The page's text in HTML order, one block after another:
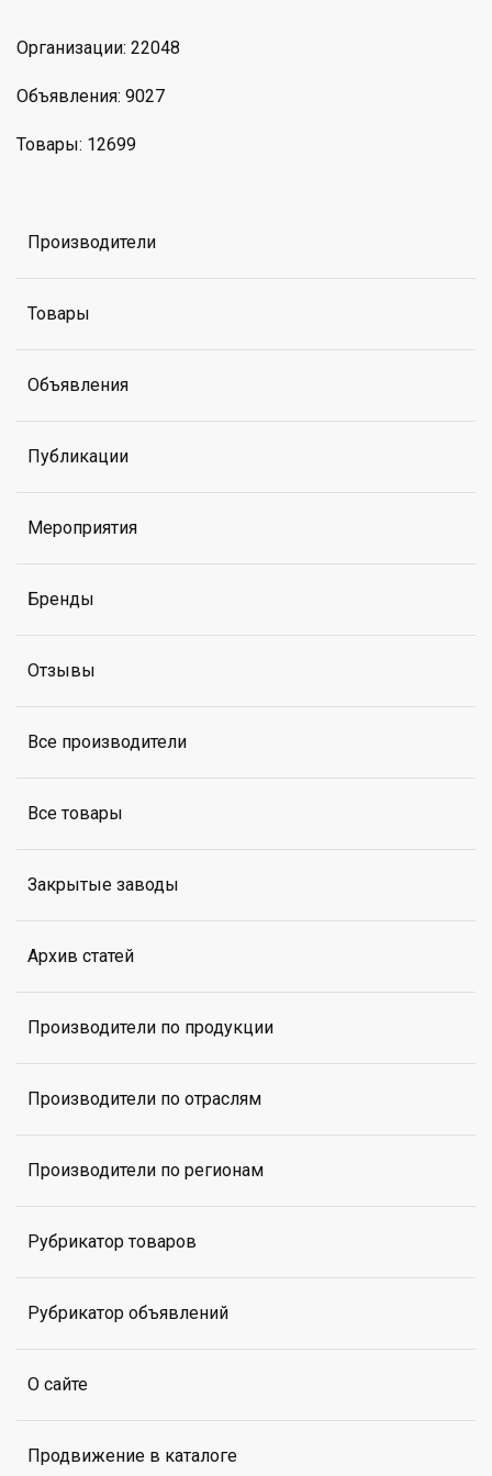
Организации: 22048
Объявления: 9027
Товары: 12699
Производители
Товары
Объявления
Публикации
Мероприятия
Бренды
Отзывы
Все производители
Все товары
Закрытые заводы
Архив статей
Производители по продукции
Производители по отраслям
Производители по регионам
Рубрикатор товаров
Рубрикатор объявлений
О сайте
Продвижение в каталоге